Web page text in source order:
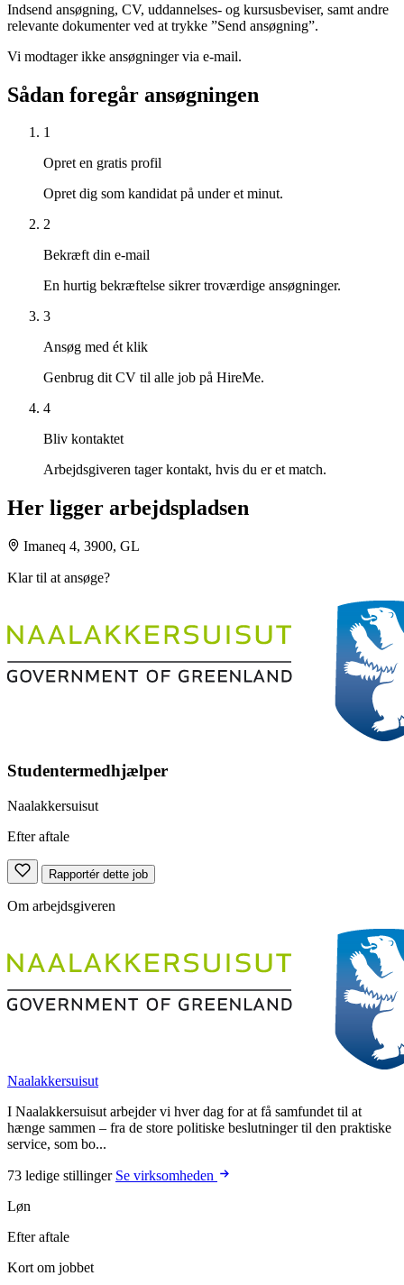
Indsend ansøgning, CV, uddannelses- og kursusbeviser, samt andre
relevante dokumenter ved at trykke ”Send ansøgning”.
Vi modtager ikke ansøgninger via e-mail.
Sådan foregår ansøgningen
1
Opret en gratis profil
Opret dig som kandidat på under et minut.
2
Bekræft din e-mail
En hurtig bekræftelse sikrer troværdige ansøgninger.
3
Ansøg med ét klik
Genbrug dit CV til alle job på HireMe.
4
Bliv kontaktet
Arbejdsgiveren tager kontakt, hvis du er et match.
Her ligger arbejdspladsen
Imaneq 4, 3900, GL
Klar til at ansøge?
Studentermedhjælper
Naalakkersuisut
Efter aftale
Rapportér dette job
Om arbejdsgiveren
Naalakkersuisut
I Naalakkersuisut arbejder vi hver dag for at få samfundet til at
hænge sammen – fra de store politiske beslutninger til den praktiske
service, som bo...
73 ledige stillinger Se virksomheden
Løn
Efter aftale
Kort om jobbet